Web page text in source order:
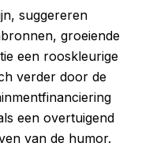
suggereren
groeiende
een rooskleurige
verder door de
een overtuigend
van de humor.